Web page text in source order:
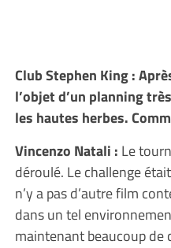
Club Stephen King :
l’objet d’un planning
les hautes herbes.
Vincenzo Natali : Le
déroulé. Le challenge
n’y a pas d’autre film
dans un tel
maintenant beaucoup de